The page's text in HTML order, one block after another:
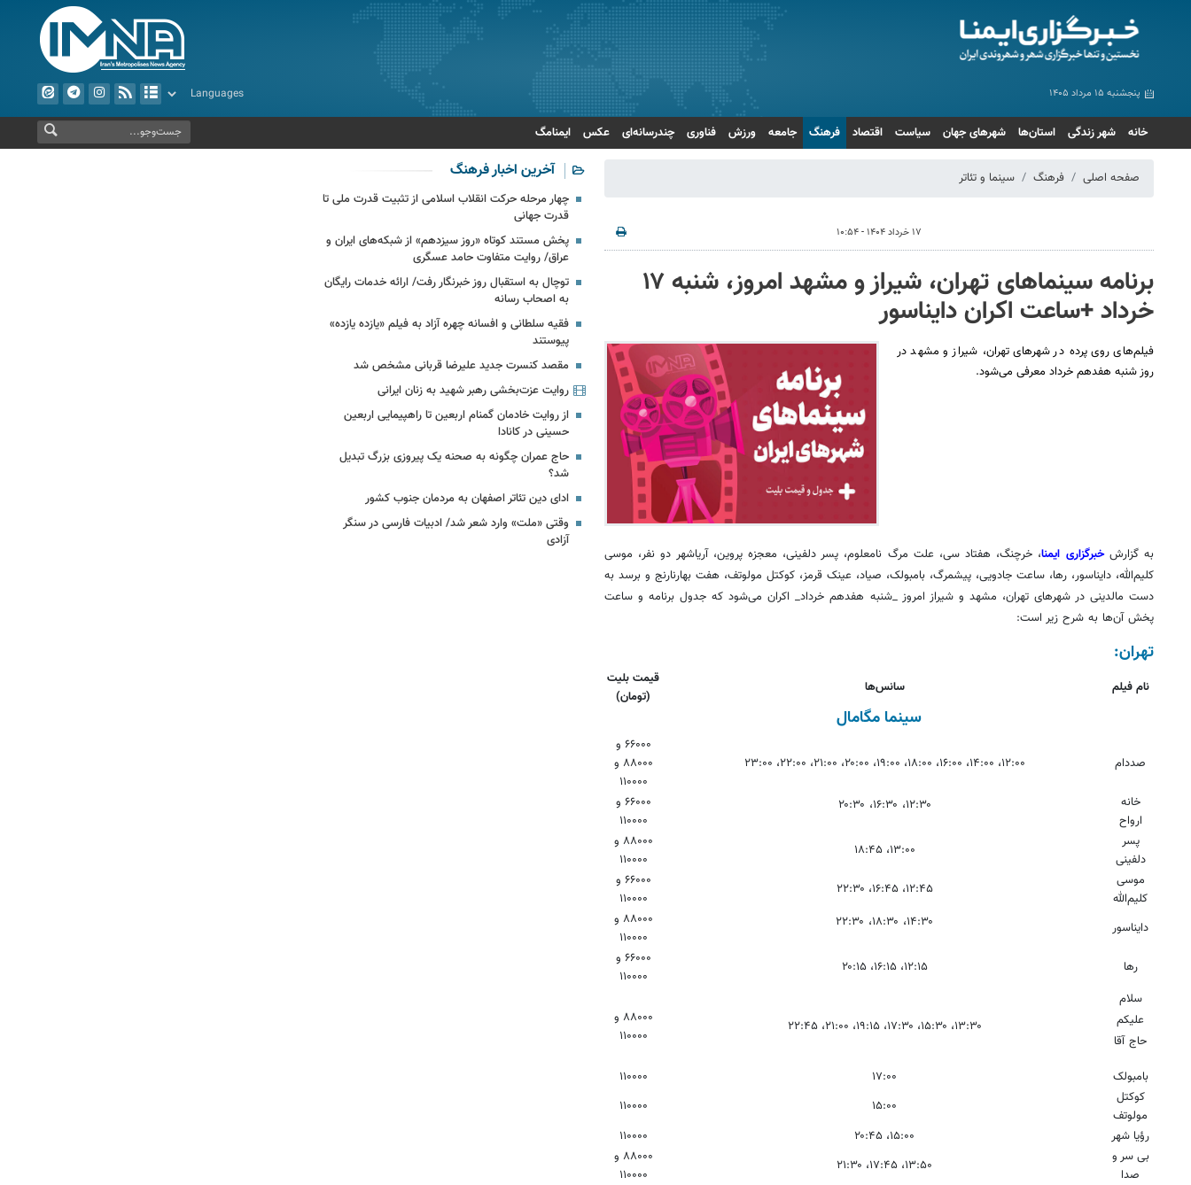
پنجشنبه ۱۵ مرداد ۱۴۰۵
خانه شهر زندگی استان‌ها شهرهای جهان سیاست اقتصاد فرهنگ جامعه ورزش فناوری چندرسانه‌ای عکس ایمنامگ
صفحه اصلی فرهنگ سینما و تئاتر
۱۷ خرداد ۱۴۰۴ - ۱۰:۵۴
برنامه سینماهای تهران، شیراز و مشهد امروز، شنبه ۱۷
خرداد +ساعت اکران دایناسور
فیلم‌های روی پرده‌ در شهرهای تهران،‌ شیراز و مشهد در
روز شنبه هفدهم خرداد معرفی می‌شود.
به گزارش خبرگزاری ایمنا، خرچنگ، هفتاد سی، علت مرگ نامعلوم، پسر دلفینی، معجزه پروین، آریاشهر دو نفر، موسی
کلیم‌الله، دایناسور، رها، ساعت جادویی، پیشمرگ، بامبولک، صیاد، عینک قرمز، کوکتل مولوتف، هفت بهارنارنج و برسد به
دست مالدینی در شهرهای تهران، مشهد و شیراز امروز _شنبه هفدهم خرداد_ اکران می‌شود که جدول برنامه و ساعت
پخش آن‌ها به شرح زیر است:
تهران:
نام فیلم سانس‌ها
قیمت بلیت
(تومان)
سینما مگامال
صددام ۱۲:۰۰، ۱۴:۰۰، ۱۶:۰۰، ۱۸:۰۰، ۱۹:۰۰، ۲۰:۰۰، ۲۱:۰۰، ۲۲:۰۰، ۲۳:۰۰
۶۶۰۰۰ و
۸۸۰۰۰ و
۱۱۰۰۰۰
خانه
ارواح
۱۲:۳۰، ۱۶:۳۰، ۲۰:۳۰
۶۶۰۰۰ و
۱۱۰۰۰۰
پسر
دلفینی
۱۳:۰۰، ۱۸:۴۵
۸۸۰۰۰ و
۱۱۰۰۰۰
موسی
کلیم‌الله
۱۲:۴۵، ۱۶:۴۵، ۲۲:۳۰
۶۶۰۰۰ و
۱۱۰۰۰۰
دایناسور
۱۴:۳۰، ۱۸:۳۰، ۲۲:۳۰
۸۸۰۰۰ و
۱۱۰۰۰۰
رها
۱۲:۱۵، ۱۶:۱۵، ۲۰:۱۵
۶۶۰۰۰ و
۱۱۰۰۰۰
سلام
علیکم
حاج آقا
۱۳:۳۰، ۱۵:۳۰، ۱۷:۳۰، ۱۹:۱۵، ۲۱:۰۰، ۲۲:۴۵
۸۸۰۰۰ و
۱۱۰۰۰۰
بامبولک ۱۷:۰۰
۱۱۰۰۰۰
کوکتل
مولوتف
۱۵:۰۰
۱۱۰۰۰۰
رؤیا شهر
۱۵:۰۰، ۲۰:۴۵
۱۱۰۰۰۰
بی سر و
صدا
۱۳:۵۰، ۱۷:۴۵، ۲۱:۳۰
۸۸۰۰۰ و
۱۱۰۰۰۰
آخرین اخبار فرهنگ
چهار مرحله حرکت انقلاب اسلامی از تثبیت قدرت ملی تا
قدرت جهانی
پخش مستند کوتاه «روز سیزدهم» از شبکه‌های ایران و
عراق/ روایت متفاوت حامد عسگری
توچال به استقبال روز خبرنگار رفت/ ارائه خدمات رایگان
به اصحاب رسانه
فقیه سلطانی و افسانه چهره آزاد به فیلم «یازده یازده»
پیوستند
مقصد کنسرت جدید علیرضا قربانی مشخص شد
روایت عزت‌بخشی رهبر شهید به زنان ایرانی
از روایت خادمان گمنام اربعین تا راهپیمایی اربعین
حسینی در کانادا
حاج عمران چگونه به صحنه یک پیروزی بزرگ تبدیل
شد؟
ادای دین تئاتر اصفهان به مردمان جنوب کشور
وقتی «ملت» وارد شعر شد/ ادبیات فارسی در سنگر
آزادی